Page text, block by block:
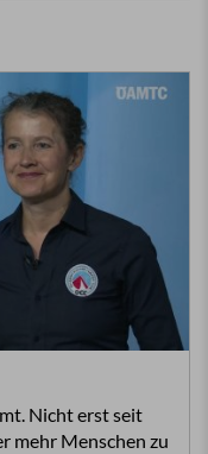
Nicht erst seit
mehr Menschen zu